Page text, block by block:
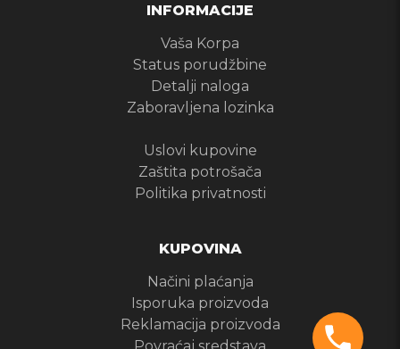
INFORMACIJE
Vaša Korpa
Status porudžbine
Detalji naloga
Zaboravljena lozinka
Uslovi kupovine
Zaštita potrošača
Politika privatnosti
KUPOVINA
Načini plaćanja
Isporuka proizvoda
Reklamacija proizvoda